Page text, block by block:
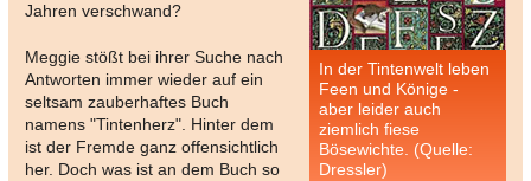
In der Tintenwelt leben
Feen und Könige -
aber leider auch
ziemlich fiese
Bösewichte. (Quelle:
Dressler)
Jahren verschwand?
Meggie stößt bei ihrer Suche nach
Antworten immer wieder auf ein
seltsam zauberhaftes Buch
namens "Tintenherz". Hinter dem
ist der Fremde ganz offensichtlich
her. Doch was ist an dem Buch so